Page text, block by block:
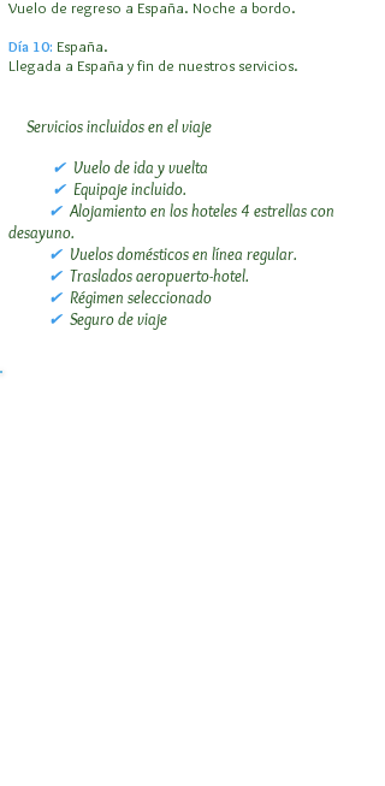
Vuelo de regreso a España. Noche a bordo.
Día 10: España.
Llegada a España y fin de nuestros servicios.
Servicios incluidos en el viaje​
✔ Vuelo de ida y vuelta
✔ Equipaje incluido.
✔ Alojamiento en los hoteles 4 estrellas con
desayuno.
✔ Vuelos domésticos en línea regular.
✔ Traslados aeropuerto-hotel.
✔ Régimen seleccionado
✔ Seguro de viaje